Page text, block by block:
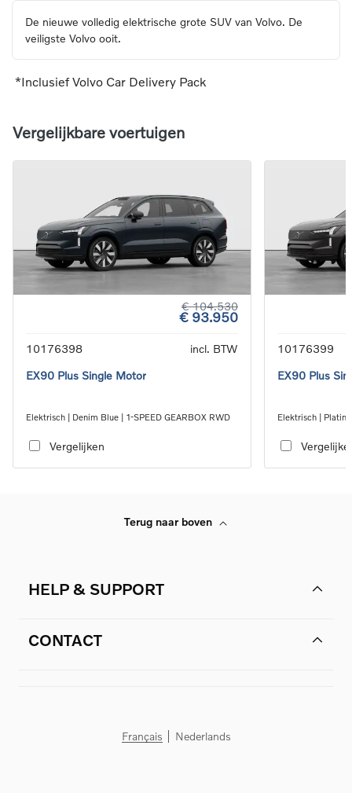
De nieuwe volledig elektrische grote SUV van Volvo. De
veiligste Volvo ooit.
*Inclusief Volvo Car Delivery Pack
Vergelijkbare voertuigen
€ 104.530
€ 93.950
10176398
incl. BTW
EX90 Plus Single Motor
Elektrisch | Denim Blue | 1-SPEED GEARBOX RWD
Vergelijken
10176399
EX90 Plus
Elektrisch |
Terug naar boven
HELP & SUPPORT
CONTACT
Français Nederlands